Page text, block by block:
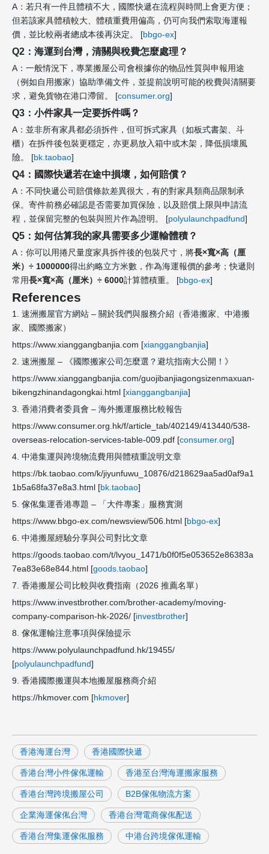
A：若只有一件且體積不大，國際快遞在流程與時間上會更方便；
但若該家具體積較大、體積重費用偏高，仍可向我們索取海運報
價，並比較兩者總成本後再決定。 [bbgo-ex]
Q2：海運到台灣，清關與稅費怎麼處理？
A：一般情況下，專業搬屋公司會根據你的物品性質與申報用途
（例如自用搬家）協助準備文件，並提前說明可能的稅費與清關要
求，避免貨物在港口滯留。 [consumer.org]
Q3：小件家具一定要拆件嗎？
A：並非所有家具都必須拆件，但可拆式家具（如板式書架、斗
櫃）在拆件後包裝更穩定，亦更易放入箱中或木架，降低損壞風
險。 [bk.taobao]
Q4：國際快遞若在途中損壞，如何賠償？
A：不同快遞公司賠償條款差異很大，有的對家具類商品限制承
保。寄件前務必確認是否需要加買保險，以及賠償上限與申請流
程，並保留完整的包裝與照片作為證明。 [polyulaunchpadfund]
Q5：如何估算我的家具需要多少運輸體積？
A：你可以用捲尺量度家具拆件後的包裝尺寸，將長×寬×高（厘
米）÷ 1000000得出約略立方米數，作為海運報價的參考；快遞則
常用長×寬×高（厘米）÷ 6000計算體積重。 [bbgo-ex]
References
1. 速洲搬屋官方網站 – 關於我們與服務介紹（香港搬家、中港搬
家、國際搬家）
https://www.xianggangbanjia.com [xianggangbanjia]
2. 速洲搬屋 – 《國際搬家公司怎麼選？避坑指南大公開！》
https://www.xianggangbanjia.com/guojibanjiagongsizenmaxuan-
bikengzhinandagongkai.html [xianggangbanjia]
3. 香港消費者委員會 – 海外搬運服務比較報告
https://www.consumer.org.hk/f/article_tab/402149/413440/538-
overseas-relocation-services-table-009.pdf [consumer.org]
4. 中港集運與跨境物流費用與體積重說明文章
https://bk.taobao.com/k/jiyunfuwu_10876/d218629aa5ad0af9a1
1b5a68fa37e8a3.html [bk.taobao]
5. 傢俬集運香港專題 – 「大件專案」服務實測
https://www.bbgo-ex.com/newsview/506.html [bbgo-ex]
6. 中港搬屋經驗分享與公司對比文章
https://goods.taobao.com/t/lvyou_1471/b0f0f5e053652e86383a
7ea83e68e844.html [goods.taobao]
7. 香港搬屋公司比較與收費指南（2026 推薦名單）
https://www.investbrother.com/brother-academy/moving-
company-comparison-hk-2026/ [investbrother]
8. 傢俬運輸注意事項與保險提示
https://www.polyulaunchpadfund.hk/19455/
[polyulaunchpadfund]
9. 香港國際搬運與本地搬屋服務商介紹
https://hkmover.com [hkmover]
香港海運台灣 香港國際快遞
香港台灣小件傢俬運輸 香港至台灣海運搬家服務
香港台灣跨境搬屋公司 B2B傢俬物流方案
企業海運傢俬台灣 香港台灣電商傢俬配送
香港台灣集運傢俬服務 中港台跨境傢俬運輸